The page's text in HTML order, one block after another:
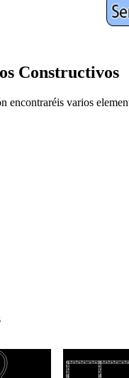
Constructivos
encontraréis varios